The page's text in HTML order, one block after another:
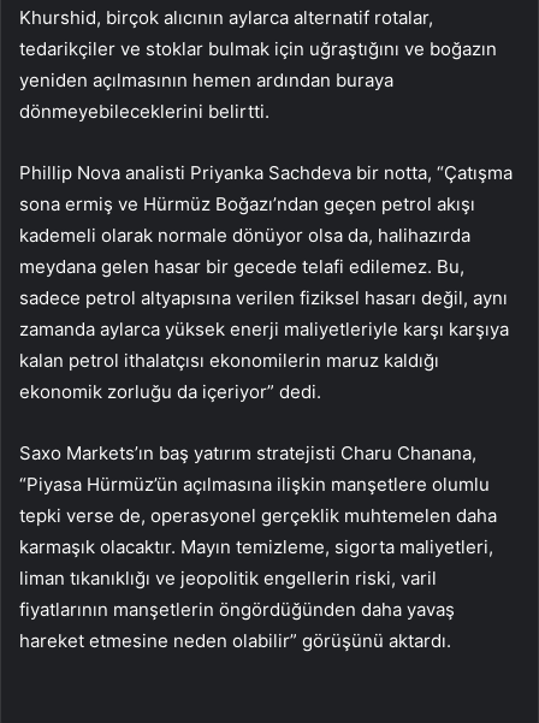
Khurshid, birçok alıcının aylarca alternatif rotalar,
tedarikçiler ve stoklar bulmak için uğraştığını ve boğazın
yeniden açılmasının hemen ardından buraya
dönmeyebileceklerini belirtti.
Phillip Nova analisti Priyanka Sachdeva bir notta, “Çatışma
sona ermiş ve Hürmüz Boğazı’ndan geçen petrol akışı
kademeli olarak normale dönüyor olsa da, halihazırda
meydana gelen hasar bir gecede telafi edilemez. Bu,
sadece petrol altyapısına verilen fiziksel hasarı değil, aynı
zamanda aylarca yüksek enerji maliyetleriyle karşı karşıya
kalan petrol ithalatçısı ekonomilerin maruz kaldığı
ekonomik zorluğu da içeriyor” dedi.
Saxo Markets’ın baş yatırım stratejisti Charu Chanana,
“Piyasa Hürmüz’ün açılmasına ilişkin manşetlere olumlu
tepki verse de, operasyonel gerçeklik muhtemelen daha
karmaşık olacaktır. Mayın temizleme, sigorta maliyetleri,
liman tıkanıklığı ve jeopolitik engellerin riski, varil
fiyatlarının manşetlerin öngördüğünden daha yavaş
hareket etmesine neden olabilir” görüşünü aktardı.